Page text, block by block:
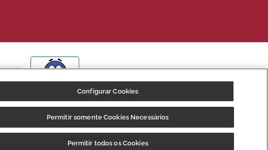
Fale
Configurar Cookies
Permitir somente Cookies Necessários
Permitir todos os Cookies